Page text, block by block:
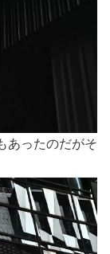
あったのだがそ